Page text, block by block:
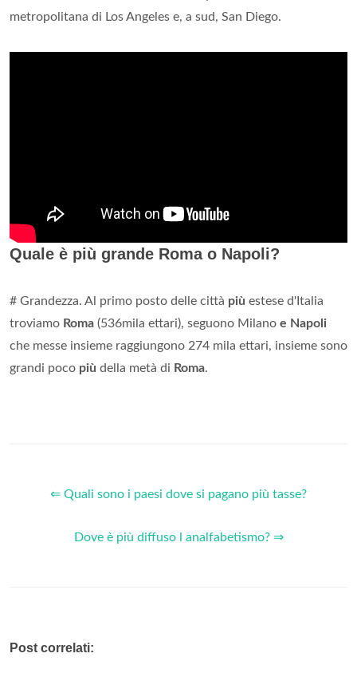
metropolitana di Los Angeles e, a sud, San Diego.
Quale è più grande Roma o Napoli?
# Grandezza. Al primo posto delle città più estese d'Italia
troviamo Roma (536mila ettari), seguono Milano e Napoli
che messe insieme raggiungono 274 mila ettari, insieme sono
grandi poco più della metà di Roma.
⇐ Quali sono i paesi dove si pagano più tasse?
Dove è più diffuso l analfabetismo? ⇒
Post correlati: